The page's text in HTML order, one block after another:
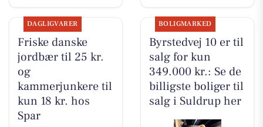
DAGLIGVARER
Friske danske
jordbær til 25 kr.
og
kammerjunkere til
kun 18 kr. hos
Spar
BOLIGMARKED
Byrstedvej 10 er til
salg for kun
349.000 kr.: Se de
billigste boliger til
salg i Suldrup her